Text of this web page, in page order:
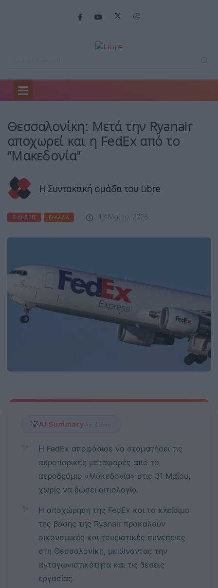
Home
Θεσσαλονίκη: Μετά την Ryanair
αποχωρεί και η FedEx από το
“Μακεδονία”
Η Συντακτική ομάδα του Libre
ΕΙΔΉΣΕΙΣ ΕΛΛΆΔΑ 13 Μαΐου, 2026
💡AI Summary by Libre
✨
Η FedEx αποφάσισε να σταματήσει τις
αεροπορικές μεταφορές από το
αεροδρόμιο «Μακεδονία» στις 31 Μαΐου,
χωρίς να δώσει αιτιολογία.
✨
Η αποχώρηση της FedEx και το κλείσιμο
της βάσης της Ryanair προκαλούν
οικονομικές και τουριστικές συνέπειες
στη Θεσσαλονίκη, μειώνοντας την
ανταγωνιστικότητα και τις θέσεις
εργασίας.